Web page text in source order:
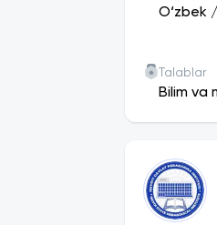
O‘zbek /
Talablar
Bilim va